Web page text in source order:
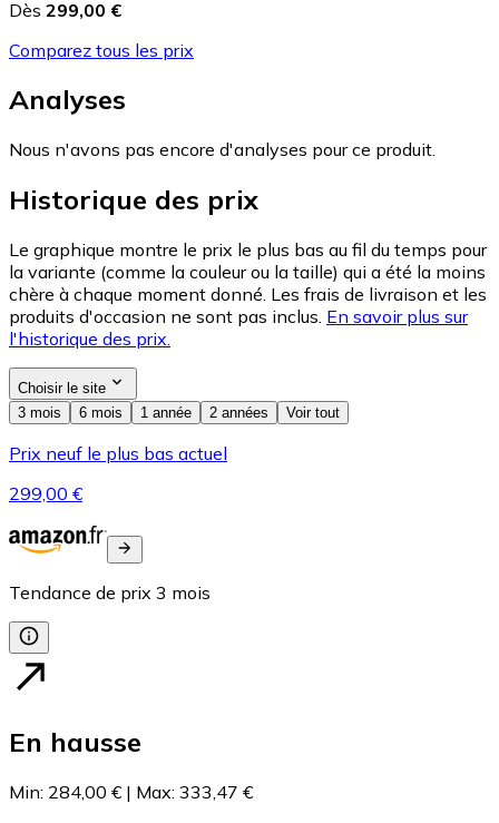
Dès 299,00 €
Comparez tous les prix
Analyses
Nous n'avons pas encore d'analyses pour ce produit.
Historique des prix
Le graphique montre le prix le plus bas au fil du temps pour
la variante (comme la couleur ou la taille) qui a été la moins
chère à chaque moment donné. Les frais de livraison et les
produits d'occasion ne sont pas inclus. En savoir plus sur
l'historique des prix.
Choisir le site
3 mois
6 mois 1 année 2 années Voir tout
Prix neuf le plus bas actuel
299,00 €
Tendance de prix 3 mois
En hausse
Min: 284,00 € | Max: 333,47 €